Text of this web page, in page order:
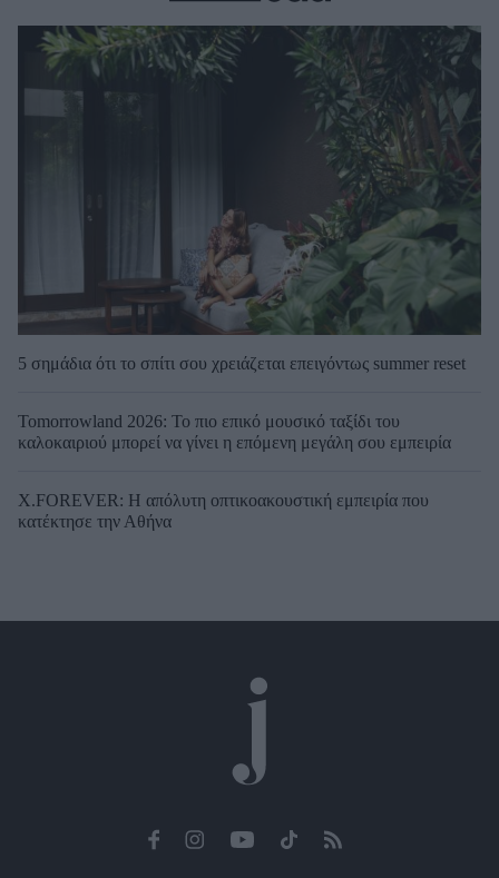
5 σημάδια ότι το σπίτι σου χρειάζεται επειγόντως summer reset
Tomorrowland 2026: Το πιο επικό μουσικό ταξίδι του
καλοκαιριού μπορεί να γίνει η επόμενη μεγάλη σου εμπειρία
X.FOREVER: Η απόλυτη οπτικοακουστική εμπειρία που
κατέκτησε την Αθήνα